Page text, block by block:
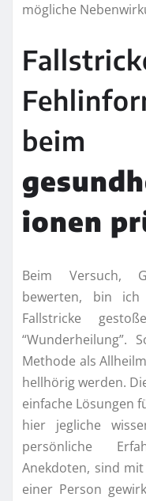
mögliche
beim
ionen
Beim Versuch,
bewerten, bin
Fallstricke
“Wunderheilung”.
Methode als
hellhörig werden.
einfache Lösungen
hier jegliche
persönliche
Anekdoten, sind
einer Person